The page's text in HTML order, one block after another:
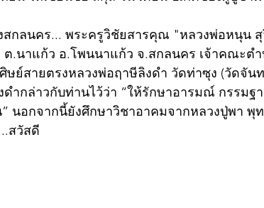
สกลนคร... พระครูวิชัยสารคุณ "หลวงพ่อหนุน
ต.นาแก้ว อ.โพนนาแก้ว จ.สกลนคร เจ้าคณะต
ย์สายตรงหลวงพ่อฤาษีลิงดำ วัดท่าซุง (วัดจัน
ำกล่าวกับท่านไว้ว่า “ให้รักษาอารมณ์ กรรมฐ
นอกจากนี้ยังศึกษาวิชาอาคมจากหลวงปู่พา พุ
สวัสดี